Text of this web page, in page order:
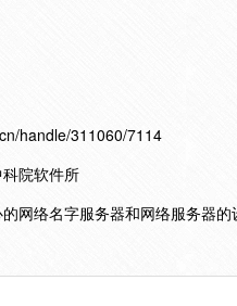
handle/311060/7114
院软件所
网络名字服务器和网络服务器